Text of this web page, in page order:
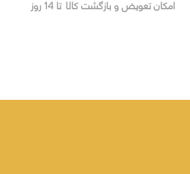
امکان تعویض و بازگشت کالا تا 14 روز